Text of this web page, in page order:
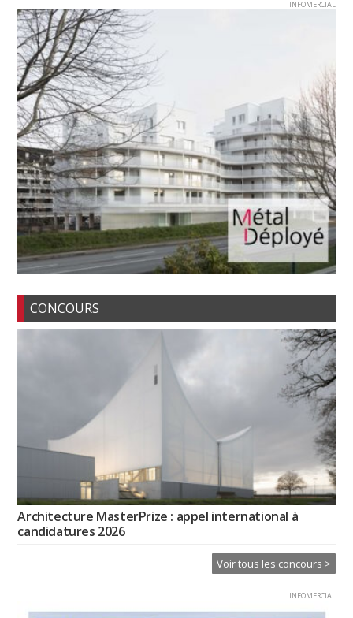
INFOMERCIAL
CONCOURS
Architecture MasterPrize : appel international à
candidatures 2026
Voir tous les concours >
INFOMERCIAL